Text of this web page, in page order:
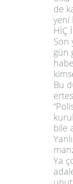
de
yeni
HİÇ
Son
gün
Bu
bile
Ya